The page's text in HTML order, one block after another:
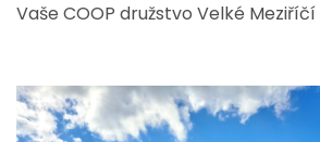
Vaše COOP družstvo Velké Meziříčí